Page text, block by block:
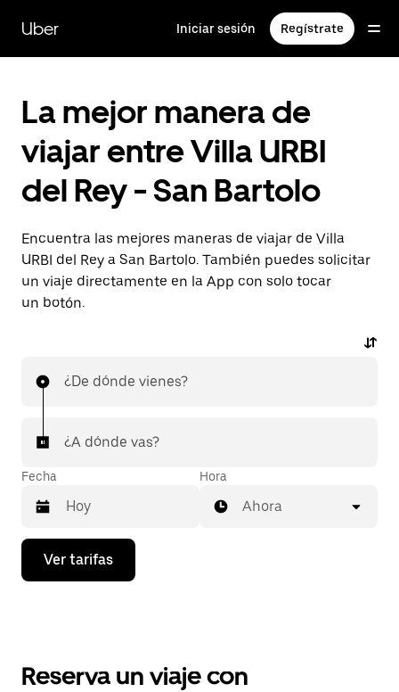
contenido
principal
Uber Iniciar sesión Regístrate
La mejor manera de
viajar entre Villa URBI
del Rey - San Bartolo
Encuentra las mejores maneras de viajar de Villa
URBI del Rey a San Bartolo. También puedes solicitar
un viaje directamente en la App con solo tocar
un botón.
¿De dónde vienes?
¿A dónde vas?
Fecha
Presiona
flecha
el
Hora
Ahora
Ver tarifas
Reserva un viaje con